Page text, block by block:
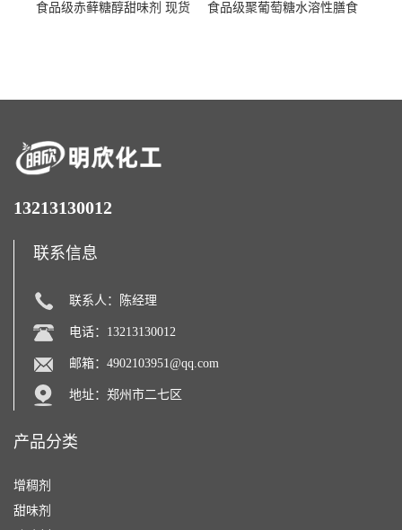
食品级赤藓糖醇甜味剂 现货
食品级聚葡萄糖水溶性膳食
13213130012
联系信息
联系人：陈经理
电话：13213130012
邮箱： 4902103951@qq.com
地址：郑州市二七区
产品分类
增稠剂
甜味剂